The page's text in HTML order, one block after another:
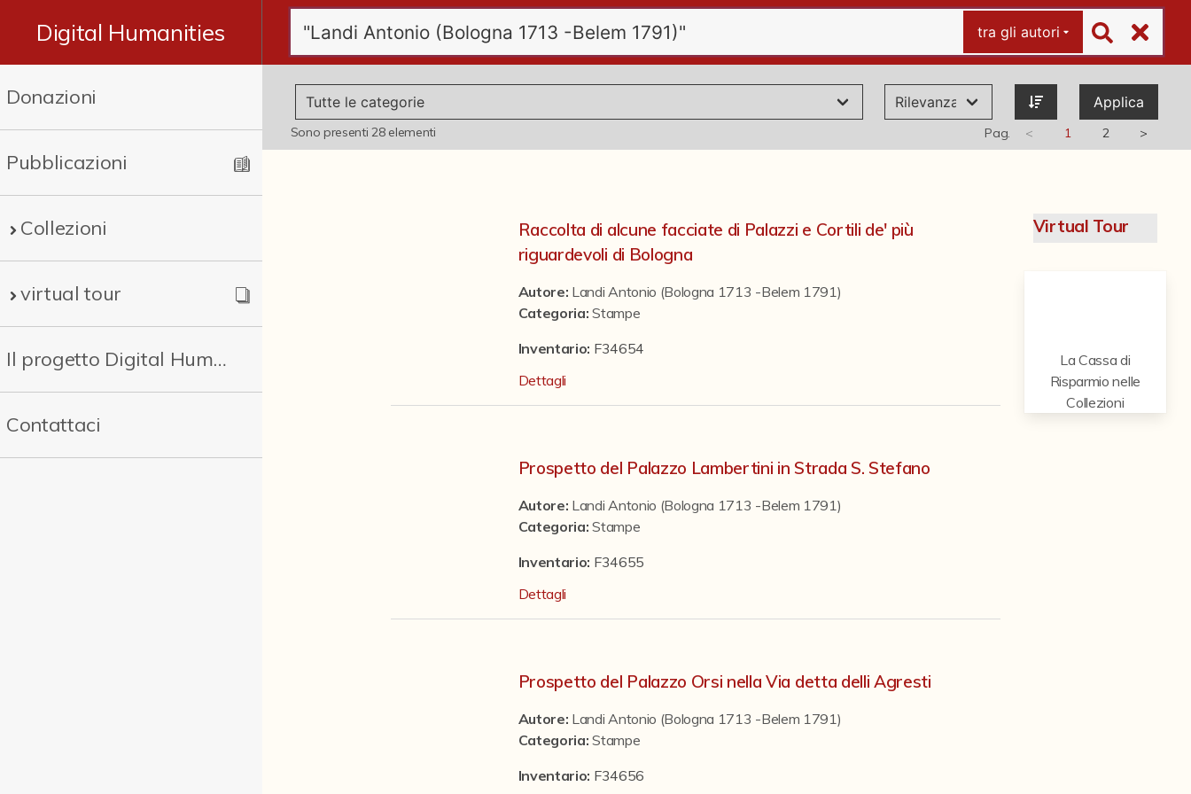
Digital Humanities
Donazioni
Pubblicazioni
Collezioni
virtual tour
Il progetto Digital Humanities
Contattaci
tra gli autori
Applica
Sono presenti28elementi Pag. < >
1 2
Raccolta di alcune facciate di Palazzi e Cortili de' più
riguardevoli di Bologna
Autore: Landi Antonio (Bologna 1713 -Belem 1791)
Categoria:Stampe
Inventario: F34654
Dettagli
Prospetto del Palazzo Lambertini in Strada S. Stefano
Autore: Landi Antonio (Bologna 1713 -Belem 1791)
Categoria:Stampe
Inventario: F34655
Dettagli
Prospetto del Palazzo Orsi nella Via detta delli Agresti
Autore: Landi Antonio (Bologna 1713 -Belem 1791)
Categoria:Stampe
Inventario: F34656
Virtual Tour
La Cassa di
Risparmio nelle
Collezioni